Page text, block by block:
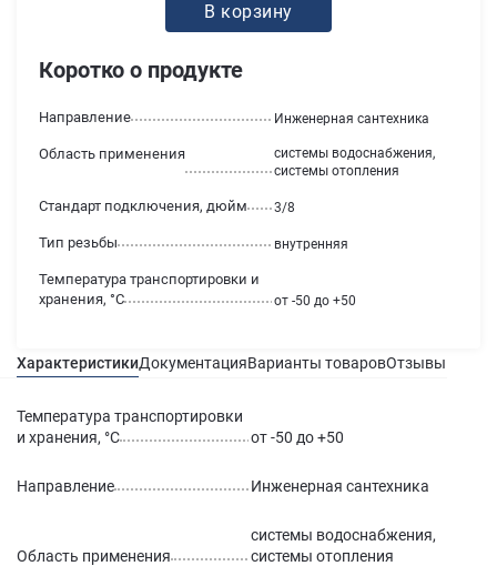
Коротко о продукте
Температура транспортировки и
хранения, °С
от -50 до +50
Направление Инженерная сантехника
Область применения
системы водоснабжения,
системы отопления
Стандарт подключения, дюйм 3/8
Тип резьбы внутренняя
В корзину
ХарактеристикиДокументацияВарианты товаровОтзывы
Температура транспортировки
и хранения, °С
от -50 до +50
Направление Инженерная сантехника
Область применения
системы водоснабжения,
системы отопления